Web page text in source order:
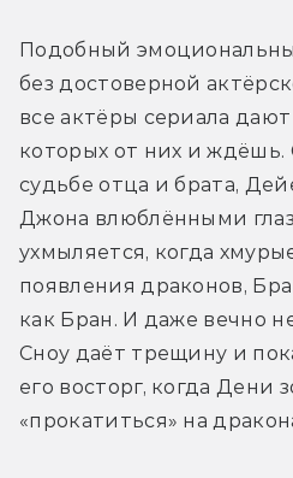
Подобный
без достоверной
все актёры сериала
которых от них и ждёшь.
судьбе отца и брата,
Джона влюблёнными
ухмыляется, когда
появления драконов,
как Бран. И даже вечно
Сноу даёт трещину и
его восторг, когда Дени
«прокатиться» на